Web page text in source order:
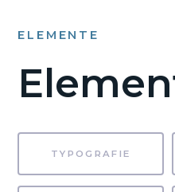
ELEMENTE
TYPOGRAFIE